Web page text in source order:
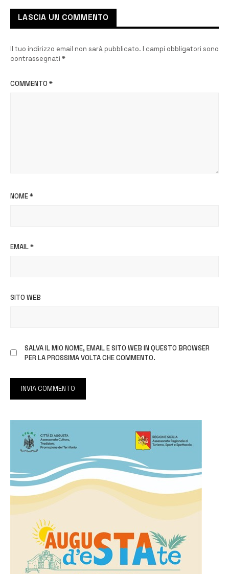
LASCIA UN COMMENTO
Il tuo indirizzo email non sarà pubblicato. I campi obbligatori sono
contrassegnati *
COMMENTO *
NOME*
EMAIL*
SITO WEB
SALVA IL MIO NOME, EMAIL E SITO WEB IN QUESTO BROWSER
PER LA PROSSIMA VOLTA CHE COMMENTO.